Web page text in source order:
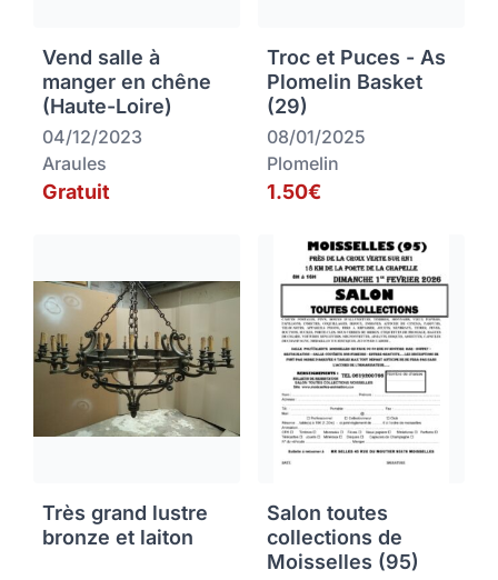
Vend salle à
manger en chêne
(Haute-Loire)
04/12/2023
Araules
Gratuit
Troc et Puces - As
Plomelin Basket
(29)
08/01/2025
Plomelin
1.50€
Très grand lustre
bronze et laiton
Salon toutes
collections de
Moisselles (95)